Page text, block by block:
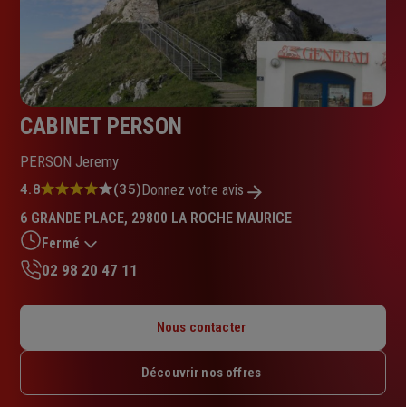
CABINET PERSON
PERSON Jeremy
Note
4.8
sur
5
étoiles
4.8 (35)Donnez votre avis
6 GRANDE PLACE, 29800 LA ROCHE MAURICE
Fermé
Mardi : 09h – 12h / 13h30 – 18h
Jeudi : 09h – 12h / 13h30 – 18h
02 98 20 47 11
Nous contacter
Découvrir nos offres